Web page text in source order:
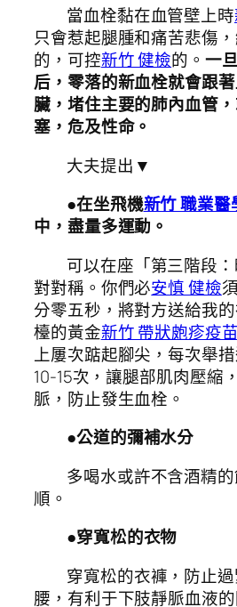
當血栓黏在血管壁上時
只會惹起腿腫和痛苦悲傷
的，可控新竹 健檢的。 一
后，零落的新血栓就會跟
臟，堵住主要的肺內血管
塞，危及性命。
大夫提出▼
●在坐飛機新竹 職業醫
中，盡量多運動。
可以在座「第三階段
對對稱。你們必安慎 健檢
分零五秒，將對方送給我
檯的黃金新竹 帶狀皰疹疫苗
上屢次踮起腳尖，每次舉
10-15次，讓腿部肌肉壓縮
脈，防止發生血栓。
●公道的彌補水分
多喝水或許不含酒精
順。
●穿寬松的衣物
穿寬松的衣褲，防止
腰，有利于下肢靜脈血液